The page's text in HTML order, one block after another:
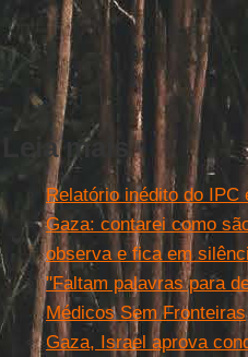
Leia mais
Relatório inédito do
Gaza: contarei como
observa e fica em
"Faltam palavras para
Médicos Sem Fronteiras
Gaza, Israel aprova